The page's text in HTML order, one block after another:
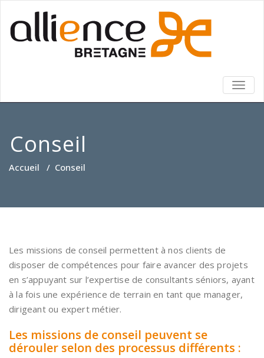
Conseil
Accueil / Conseil
Les missions de conseil permettent à nos clients de
disposer de compétences pour faire avancer des projets
en s’appuyant sur l’expertise de consultants séniors, ayant
à la fois une expérience de terrain en tant que manager,
dirigeant ou expert métier.
Les missions de conseil peuvent se
dérouler selon des processus différents :